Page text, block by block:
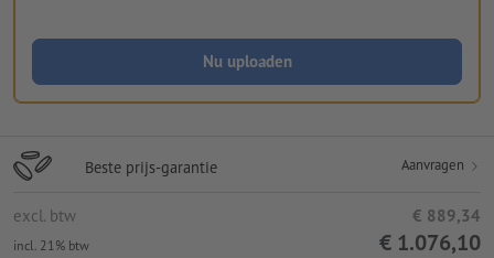
Nu uploaden
Beste prijs-garantie Aanvragen
excl. btw € 889,34
incl. 21% btw € 1.076,10